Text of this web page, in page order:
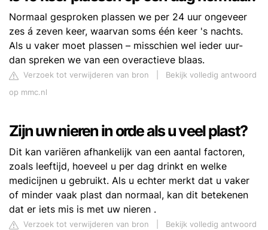
Normaal gesproken plassen we per 24 uur ongeveer
zes á zeven keer, waarvan soms één keer 's nachts.
Als u vaker moet plassen – misschien wel ieder uur-
dan spreken we van een overactieve blaas.
Verzoek tot verwijderen van bron
Bekijk volledig antwoord
op mmc.nl
Zijn uw nieren in orde als u veel plast?
Dit kan variëren afhankelijk van een aantal factoren,
zoals leeftijd, hoeveel u per dag drinkt en welke
medicijnen u gebruikt. Als u echter merkt dat u vaker
of minder vaak plast dan normaal, kan dit betekenen
dat er iets mis is met uw nieren .
Verzoek tot verwijderen van bron
Bekijk volledig antwoord